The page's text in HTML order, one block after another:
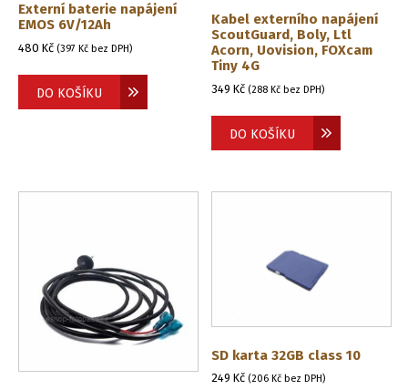
Externí baterie napájení
EMOS 6V/12Ah
480 Kč (397 Kč bez DPH)
DO KOŠÍKU
Kabel externího napájení
ScoutGuard, Boly, Ltl
Acorn, Uovision, FOXcam
Tiny 4G
349Kč (288Kč bez DPH)
DO KOŠÍKU
SD karta 32GB class 10
249Kč (206Kč bez DPH)